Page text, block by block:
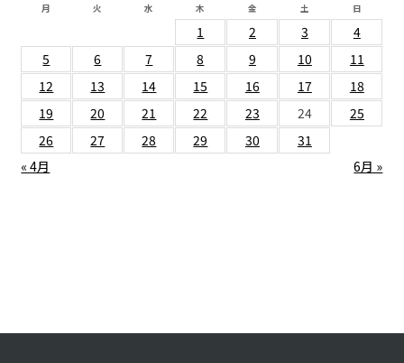
月 火 水 木 金 土 日
« 4月 6月 »
1 2 3
4
5
6 7 8 9 10
11
12
13 14 15 16 17
18
19
20 21 22 23 24
25
26
27 28 29 30 31